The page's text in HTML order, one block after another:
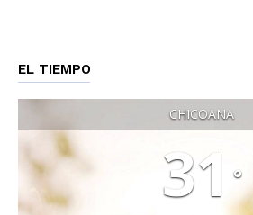
EL TIEMPO
CHICOANA
31 °